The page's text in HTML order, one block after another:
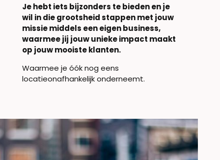
Je hebt iets bijzonders te bieden en je
wil in die grootsheid stappen met jouw
missie middels een eigen business,
waarmee jij jouw unieke impact maakt
op jouw mooiste klanten.
Waarmee je óók nog eens
locatieonafhankelijk onderneemt.